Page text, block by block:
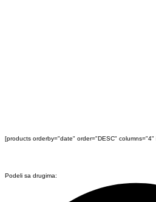
[products orderby="date" order="DESC"
Podeli sa drugima: